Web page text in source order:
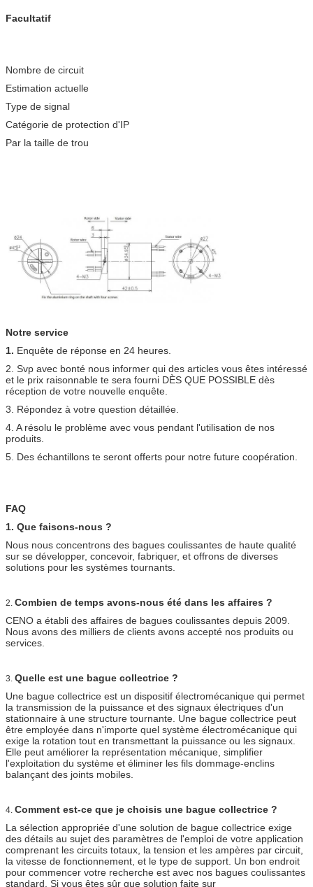
Facultatif
Nombre de circuit
Estimation actuelle
Type de signal
Catégorie de protection d'IP
Par la taille de trou
Notre service
1. Enquête de réponse en 24 heures.
2. Svp avec bonté nous informer qui des articles vous êtes intéressé
et le prix raisonnable te sera fourni DÈS QUE POSSIBLE dès
réception de votre nouvelle enquête.
3. Répondez à votre question détaillée.
4. A résolu le problème avec vous pendant l'utilisation de nos
produits.
5. Des échantillons te seront offerts pour notre future coopération.
FAQ
1. Que faisons-nous ?
Nous nous concentrons des bagues coulissantes de haute qualité
sur se développer, concevoir, fabriquer, et offrons de diverses
solutions pour les systèmes tournants.
2. Combien de temps avons-nous été dans les affaires ?
CENO a établi des affaires de bagues coulissantes depuis 2009.
Nous avons des milliers de clients avons accepté nos produits ou
services.
3. Quelle est une bague collectrice ?
Une bague collectrice est un dispositif électromécanique qui permet
la transmission de la puissance et des signaux électriques d'un
stationnaire à une structure tournante. Une bague collectrice peut
être employée dans n'importe quel système électromécanique qui
exige la rotation tout en transmettant la puissance ou les signaux.
Elle peut améliorer la représentation mécanique, simplifier
l'exploitation du système et éliminer les fils dommage-enclins
balançant des joints mobiles.
4. Comment est-ce que je choisis une bague collectrice ?
La sélection appropriée d'une solution de bague collectrice exige
des détails au sujet des paramètres de l'emploi de votre application
comprenant les circuits totaux, la tension et les ampères par circuit,
la vitesse de fonctionnement, et le type de support. Un bon endroit
pour commencer votre recherche est avec nos bagues coulissantes
standard. Si vous êtes sûr que solution faite sur